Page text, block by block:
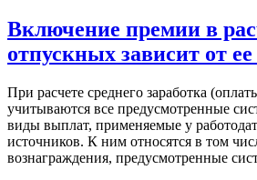
Включение премии в
отпускных зависит от
При расчете среднего заработка
учитываются все предусмотренные
виды выплат, применяемые у
источников. К ним относятся в том
вознаграждения, предусмотренные